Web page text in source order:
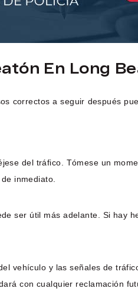
En Long
correctos a seguir después
del tráfico. Tómese un
inmediato.
ser útil más adelante. Si hay
vehículo y las señales de
con cualquier reclamación